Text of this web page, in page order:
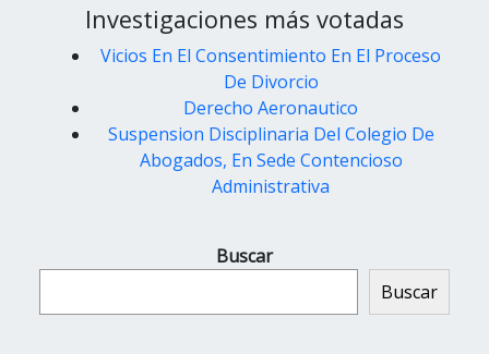
Investigaciones más votadas
Vicios En El Consentimiento En El Proceso
De Divorcio
Derecho Aeronautico
Suspension Disciplinaria Del Colegio De
Abogados, En Sede Contencioso
Administrativa
Buscar
Buscar